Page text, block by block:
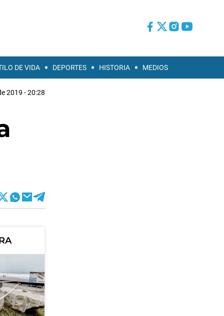
DE VIDA DEPORTES HISTORIA MEDIOS
2019 - 20:28